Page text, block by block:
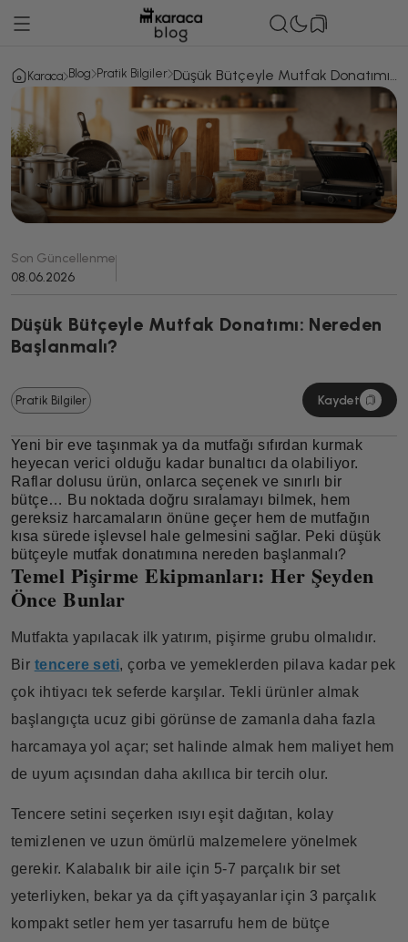
Karaca Blog Pratik Bilgiler Düşük Bütçeyle Mutfak Donatımı:
Nereden Başlanmalı?
Son Güncellenme
08.06.2026
Düşük Bütçeyle Mutfak Donatımı: Nereden
Başlanmalı?
Pratik Bilgiler Kaydet
Yeni bir eve taşınmak ya da mutfağı sıfırdan kurmak
heyecan verici olduğu kadar bunaltıcı da olabiliyor.
Raflar dolusu ürün, onlarca seçenek ve sınırlı bir
bütçe… Bu noktada doğru sıralamayı bilmek, hem
gereksiz harcamaların önüne geçer hem de mutfağın
kısa sürede işlevsel hale gelmesini sağlar. Peki düşük
bütçeyle mutfak donatımına nereden başlanmalı?
Temel Pişirme Ekipmanları: Her Şeyden
Önce Bunlar
Mutfakta yapılacak ilk yatırım, pişirme grubu olmalıdır.
Bir tencere seti, çorba ve yemeklerden pilava kadar pek
çok ihtiyacı tek seferde karşılar. Tekli ürünler almak
başlangıçta ucuz gibi görünse de zamanla daha fazla
harcamaya yol açar; set halinde almak hem maliyet hem
de uyum açısından daha akıllıca bir tercih olur.
Tencere setini seçerken ısıyı eşit dağıtan, kolay
temizlenen ve uzun ömürlü malzemelere yönelmek
gerekir. Kalabalık bir aile için 5-7 parçalık bir set
yeterliyken, bekar ya da çift yaşayanlar için 3 parçalık
kompakt setler hem yer tasarrufu hem de bütçe